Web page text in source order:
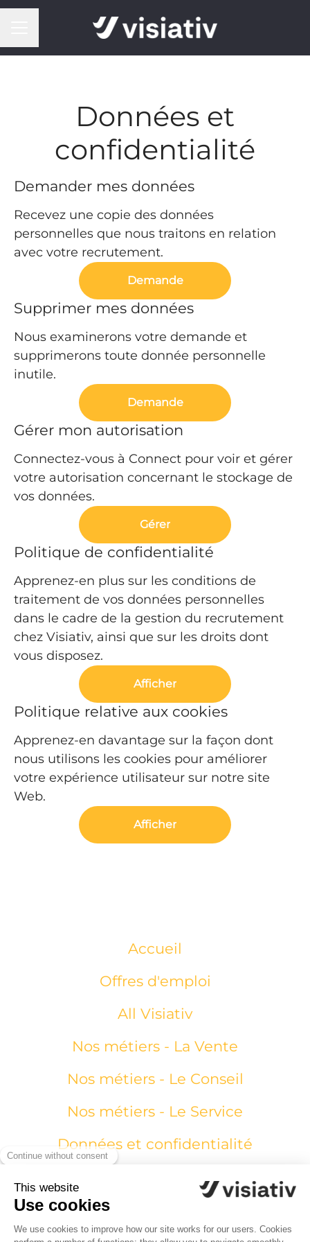
MENU CARRIÈRE
Données et
confidentialité
Demander mes données
Recevez une copie des données
personnelles que nous traitons en relation
avec votre recrutement.
Demande
Supprimer mes données
Nous examinerons votre demande et
supprimerons toute donnée personnelle
inutile.
Demande
Gérer mon autorisation
Connectez-vous à Connect pour voir et gérer
votre autorisation concernant le stockage de
vos données.
Gérer
Politique de confidentialité
Apprenez-en plus sur les conditions de
traitement de vos données personnelles
dans le cadre de la gestion du recrutement
chez Visiativ, ainsi que sur les droits dont
vous disposez.
Afficher
Politique relative aux cookies
Apprenez-en davantage sur la façon dont
nous utilisons les cookies pour améliorer
votre expérience utilisateur sur notre site
Web.
Afficher
Accueil
Offres d'emploi
All Visiativ
Nos métiers - La Vente
Nos métiers - Le Conseil
Nos métiers - Le Service
Données et confidentialité